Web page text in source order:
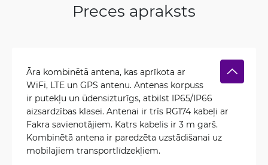
Preces apraksts
Āra kombinētā antena, kas aprīkota ar
WiFi, LTE un GPS antenu. Antenas korpuss
ir putekļu un ūdensizturīgs, atbilst IP65/IP66
aizsardzības klasei. Antenai ir trīs RG174 kabeļi ar
Fakra savienotājiem. Katrs kabelis ir 3 m garš.
Kombinētā antena ir paredzēta uzstādīšanai uz
mobilajiem transportlīdzekļiem.